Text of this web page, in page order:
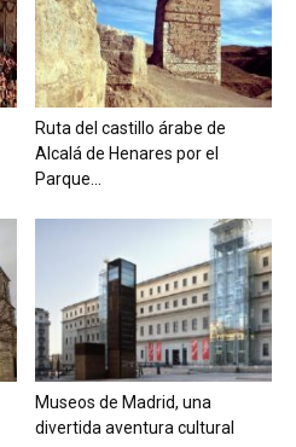
Ruta del castillo árabe de
Alcalá de Henares por el
Parque...
Museos de Madrid, una
divertida aventura cultural